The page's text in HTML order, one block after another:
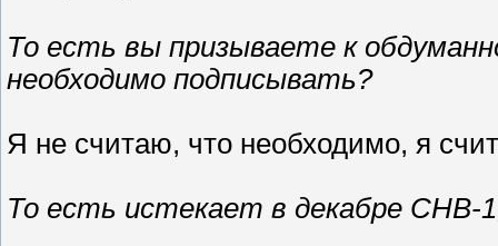
То есть вы призываете к
необходимо подписывать?
Я не считаю, что необходимо, я
То есть истекает в декабре СНВ-